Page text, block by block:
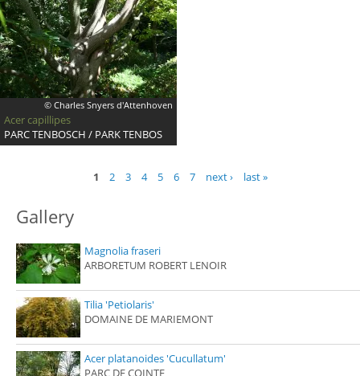
© Charles Snyers d'Attenhoven
Acer capillipes
PARC TENBOSCH / PARK TENBOS
1 2 3 4 5 6 7 next › last »
Gallery
Magnolia fraseri
ARBORETUM ROBERT LENOIR
Tilia 'Petiolaris'
DOMAINE DE MARIEMONT
Acer platanoides 'Cucullatum'
PARC DE COINTE